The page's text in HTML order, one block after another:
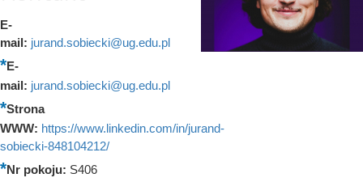
E-
mail: jurand.sobiecki@ug.edu.pl
E-
mail: jurand.sobiecki@ug.edu.pl
Strona
WWW: https://www.linkedin.com/in/jurand-
sobiecki-848104212/
Nr pokoju: S406